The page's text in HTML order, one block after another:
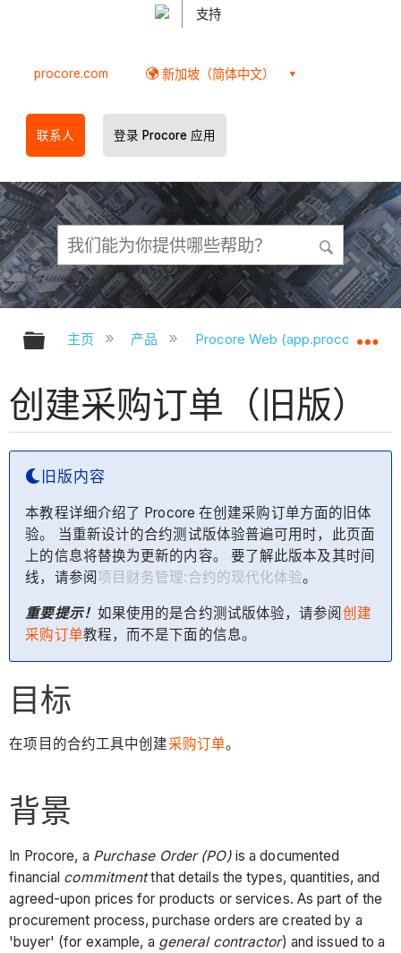
支持
procore.com 新加坡（简体中文）
联系人 登录 Procore 应用
扩展/隐缩全局层次
主页 产品 Procore Web
创建采购订单（旧版）
旧版内容
本教程详细介绍了 Procore 在创建采购订单方面的旧体
验。 当重新设计的合约测试版体验普遍可用时，此页面
上的信息将替换为更新的内容。 要了解此版本及其时间
线，请参阅 项目财务管理:合约的现代化体验。
重要提示！ 如果使用的是合约测试版体验，请参阅 创建
采购订单教程，而不是下面的信息。
目标
在项目的合约工具中创建采购订单。
背景
In Procore, a Purchase Order (PO)is a documented
financial commitmentthat details the types, quantities, and
agreed-upon prices for products or services. As part of the
procurement process, purchase orders are created by a
'buyer' (for example, a general contractor) and issued to a